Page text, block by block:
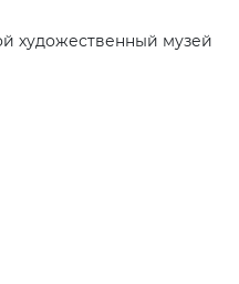
художественный музей